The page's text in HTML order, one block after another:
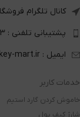
کانال تلگرام
پشتیبانی تلفنی : 09931011833 - 09354921825
ایمیل : Support@key-mart.ir
خدمات کاربر
خاموش کردن گارد استیم
شارژ کیف پول